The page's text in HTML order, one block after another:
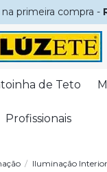
primeira compra -
de Teto
Profissionais
Iluminação Interior